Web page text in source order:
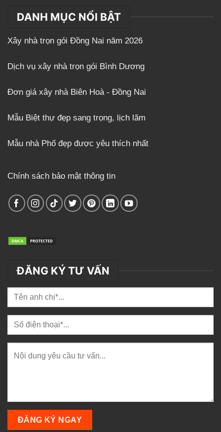
DANH MỤC NỔI BẬT
Xây nhà trọn gói Đồng Nai năm 2026
Dịch vụ xây nhà trọn gói Bình Dương
Đơn giá xây nhà Biên Hoà - Đồng Nai
Mẫu Biệt thự đẹp sang trọng, lịch lãm
Mẫu nhà Phố đẹp được yêu thích nhất
Chính sách bảo mật thông tin
ĐĂNG KÝ TƯ VẤN